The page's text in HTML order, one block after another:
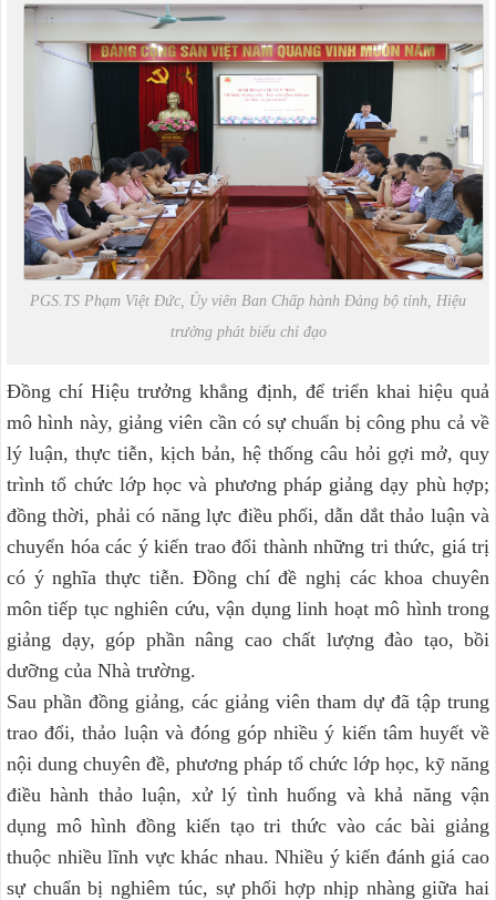
PGS.TS Phạm Việt Đức, Ủy viên Ban Chấp hành Đảng bộ tỉnh, Hiệu
trưởng phát biểu chỉ đạo
Đồng chí Hiệu trưởng khẳng định, để triển khai hiệu quả
mô hình này, giảng viên cần có sự chuẩn bị công phu cả về
lý luận, thực tiễn, kịch bản, hệ thống câu hỏi gợi mở, quy
trình tổ chức lớp học và phương pháp giảng dạy phù hợp;
đồng thời, phải có năng lực điều phối, dẫn dắt thảo luận và
chuyển hóa các ý kiến trao đổi thành những tri thức, giá trị
có ý nghĩa thực tiễn. Đồng chí đề nghị các khoa chuyên
môn tiếp tục nghiên cứu, vận dụng linh hoạt mô hình trong
giảng dạy, góp phần nâng cao chất lượng đào tạo, bồi
dưỡng của Nhà trường.
Sau phần đồng giảng, các giảng viên tham dự đã tập trung
trao đổi, thảo luận và đóng góp nhiều ý kiến tâm huyết về
nội dung chuyên đề, phương pháp tổ chức lớp học, kỹ năng
điều hành thảo luận, xử lý tình huống và khả năng vận
dụng mô hình đồng kiến tạo tri thức vào các bài giảng
thuộc nhiều lĩnh vực khác nhau. Nhiều ý kiến đánh giá cao
sự chuẩn bị nghiêm túc, sự phối hợp nhịp nhàng giữa hai